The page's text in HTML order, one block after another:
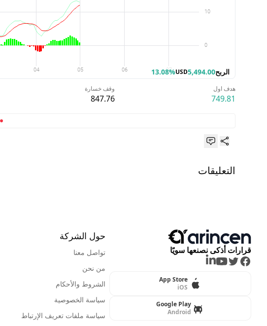
الربح5,494.00
USD
13.08%
هدف اول
749.81
وقف خسارة
847.76
التعليقات
قرارات أذكى نصنعها سويًا
Facebook
Twitter
Youtube
LinkedIn
App Store
iOS
Google Play
Android
حول الشركة
تواصل معنا
من نحن
الشروط والأحكام
سياسة الخصوصية
سياسة ملفات تعريف الإرتباط